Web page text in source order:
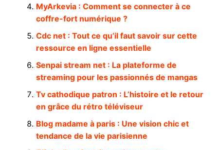
MyArkevia : Comment se connecter à ce
coffre-fort numérique ?
Cdc net : Tout ce qu’il faut savoir sur cette
ressource en ligne essentielle
Senpai stream net : La plateforme de
streaming pour les passionnés de mangas
Tv cathodique patron : L’histoire et le retour
en grâce du rétro téléviseur
Blog madame à paris : Une vision chic et
tendance de la vie parisienne